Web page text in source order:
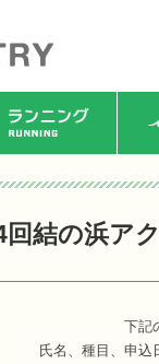
ランニング
回結の浜ア
下記
氏名、種目、申込